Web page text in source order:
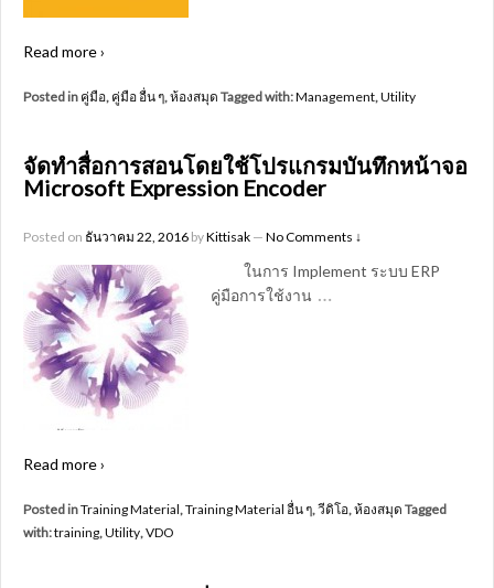
Read more ›
Posted in คู่มือ, คู่มือ อื่น ๆ,ห้องสมุด Tagged with:Management,Utility
จัดทำสื่อการสอนโดยใช้โปรแกรมบันทึกหน้าจอ
Microsoft Expression Encoder
Posted on ธันวาคม 22, 2016 byKittisak — No Comments ↓
ในการ Implement ระบบ ERP
คู่มือการใช้งาน …
Read more ›
Posted inTraining Material, Training Material อื่น ๆ, วีดิโอ, ห้องสมุด Tagged
with:training, Utility, VDO